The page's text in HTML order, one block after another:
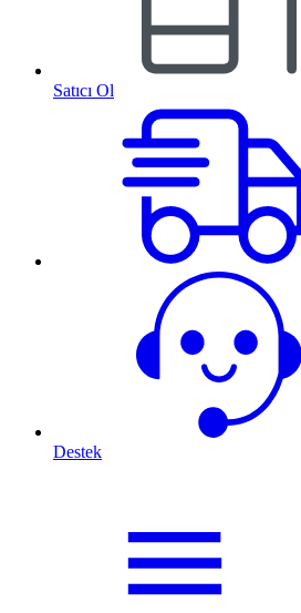
Satıcı Ol
Destek